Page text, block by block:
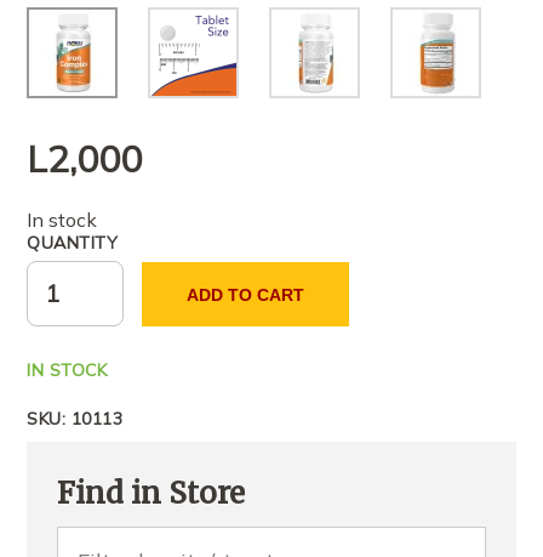
L2,000
In stock
QUANTITY
ADD TO CART
IN STOCK
SKU: 10113
Find in Store